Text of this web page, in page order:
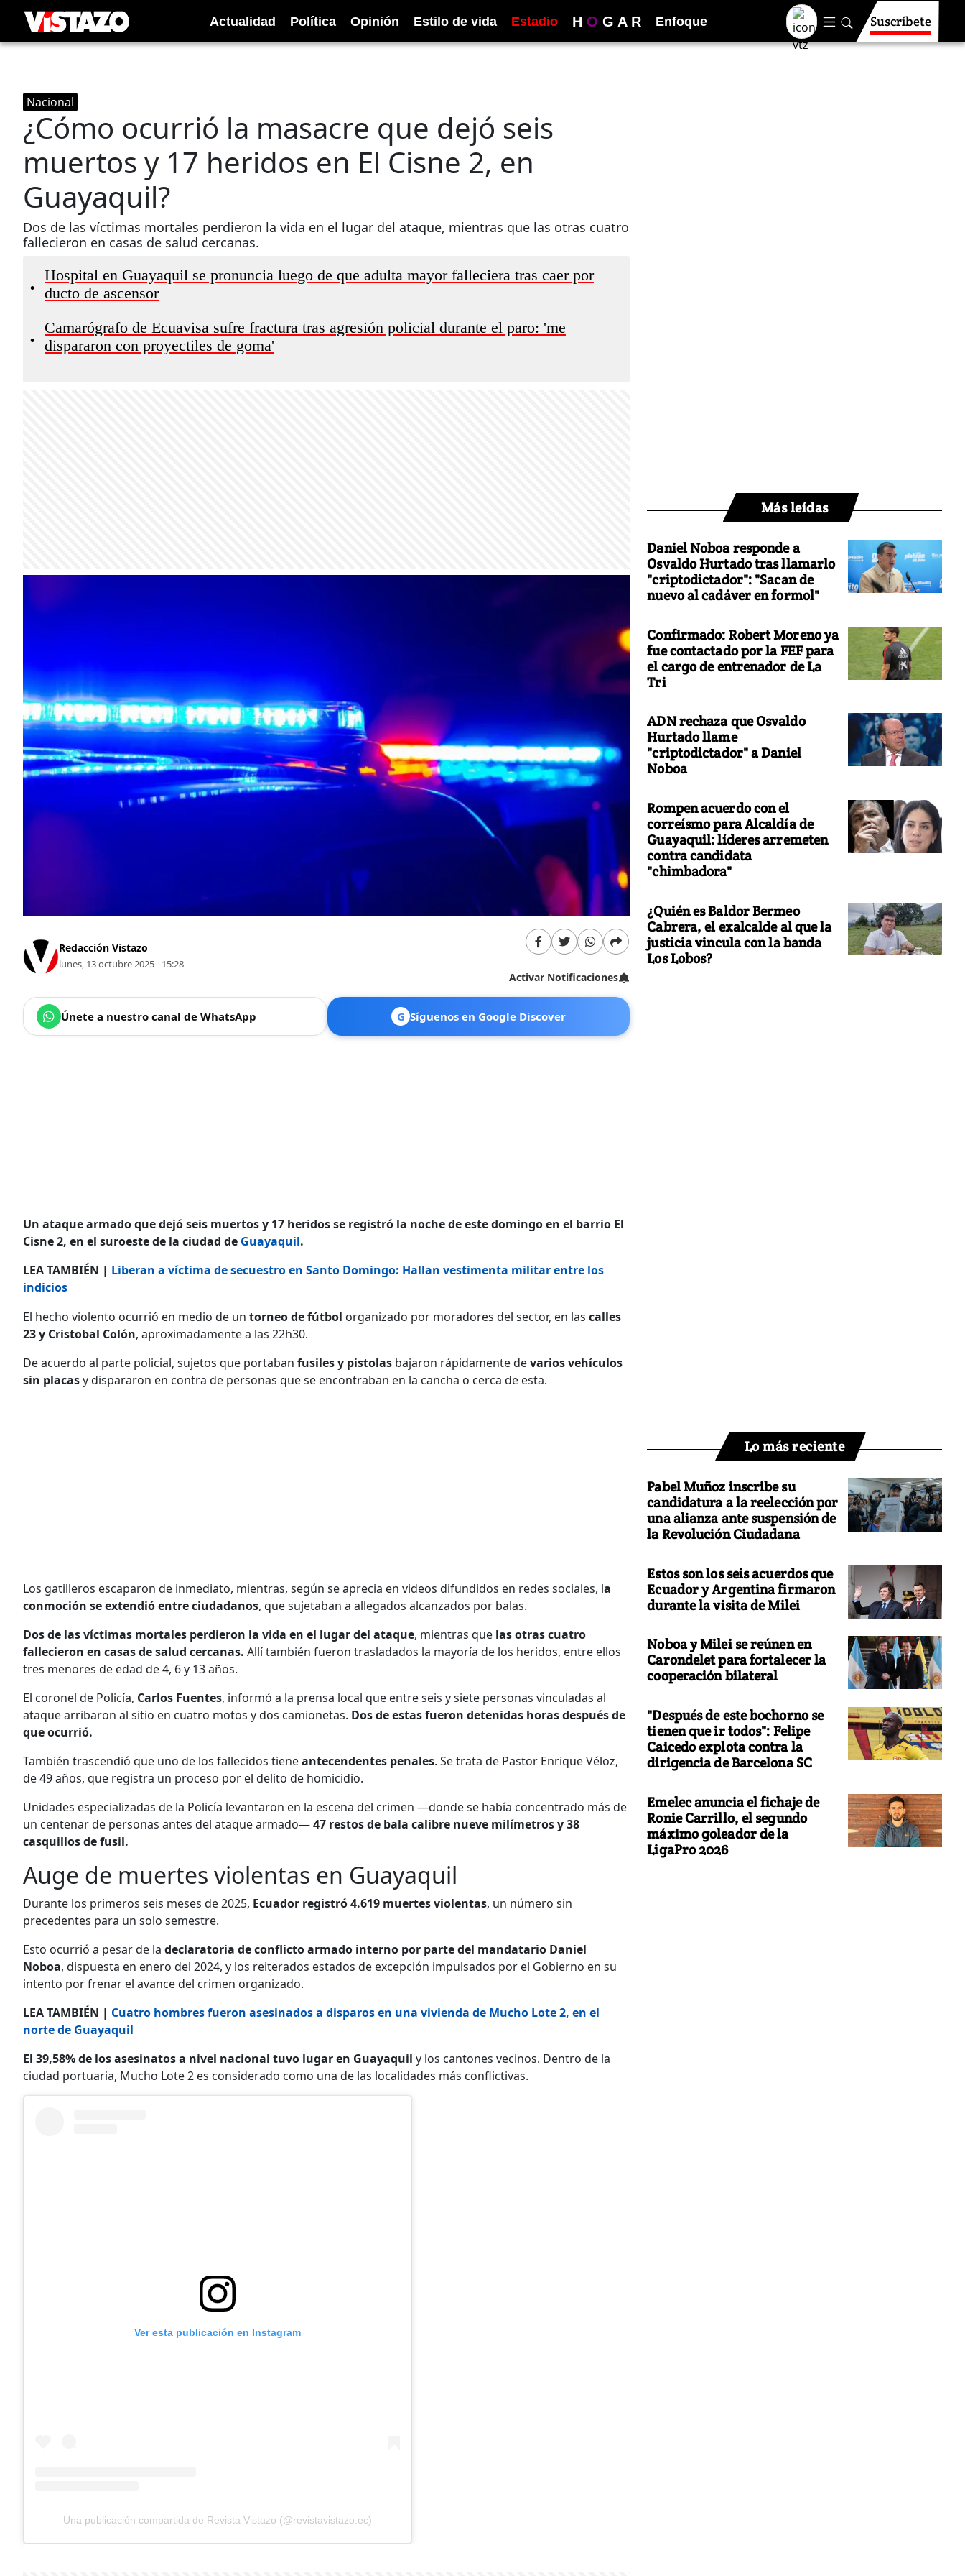
Actualidad Política Opinión Estilo de vida Estadio H O G A R Enfoque Suscríbete
Nacional
¿Cómo ocurrió la masacre que dejó seis
muertos y 17 heridos en El Cisne 2, en
Guayaquil?
Dos de las víctimas mortales perdieron la vida en el lugar del ataque, mientras que las otras cuatro
fallecieron en casas de salud cercanas.
•
Hospital en Guayaquil se pronuncia luego de que adulta mayor falleciera tras caer por
ducto de ascensor
•
Camarógrafo de Ecuavisa sufre fractura tras agresión policial durante el paro: 'me
dispararon con proyectiles de goma'
Redacción Vistazo
lunes, 13 octubre 2025 - 15:28
Activar Notificaciones
Únete a nuestro canal de WhatsApp G Síguenos en Google Discover
Un ataque armado que dejó seis muertos y 17 heridos se registró la noche de este domingo en el barrio El
Cisne 2, en el suroeste de la ciudad de Guayaquil.
LEA TAMBIÉN | Liberan a víctima de secuestro en Santo Domingo: Hallan vestimenta militar entre los
indicios
El hecho violento ocurrió en medio de un torneo de fútbol organizado por moradores del sector, en las calles
23 y Cristobal Colón, aproximadamente a las 22h30.
De acuerdo al parte policial, sujetos que portaban fusiles y pistolas bajaron rápidamente devarios vehículos
sin placasy dispararon en contra de personas que se encontraban en la cancha o cerca de esta.
Los gatilleros escaparon de inmediato, mientras, según se aprecia en videos difundidos en redes sociales, la
conmoción se extendió entre ciudadanos, que sujetaban a allegados alcanzados por balas.
Dos de las víctimas mortales perdieron la vida en el lugar del ataque, mientras que las otras cuatro
fallecieron en casas de salud cercanas. Allí también fueron trasladados la mayoría de los heridos, entre ellos
tres menores de edad de 4, 6 y 13 años.
El coronel de Policía, Carlos Fuentes, informó a la prensa local que entre seis y siete personas vinculadas al
ataque arribaron al sitio en cuatro motos y dos camionetas. Dos de estas fueron detenidas horas después de
que ocurrió.
También trascendió que uno de los fallecidos tieneantecendentes penales. Se trata de Pastor Enrique Véloz,
de 49 años, que registra un proceso por el delito de homicidio.
Unidades especializadas de la Policía levantaron en la escena del crimen —donde se había concentrado más de
un centenar de personas antes del ataque armado—47 restos de bala calibre nueve milímetros y 38
casquillos de fusil.
Auge de muertes violentas en Guayaquil
Durante los primeros seis meses de 2025, Ecuador registró 4.619 muertes violentas, un número sin
precedentes para un solo semestre.
Esto ocurrió a pesar de la declaratoria de conflicto armado interno por parte del mandatario Daniel
Noboa, dispuesta en enero del 2024, y los reiterados estados de excepción impulsados por el Gobierno en su
intento por frenar el avance del crimen organizado.
LEA TAMBIÉN | Cuatro hombres fueron asesinados a disparos en una vivienda de Mucho Lote 2, en el
norte de Guayaquil
El 39,58% de los asesinatos a nivel nacional tuvo lugar en Guayaquil y los cantones vecinos. Dentro de la
ciudad portuaria, Mucho Lote 2 es considerado como una de las localidades más conflictivas.
Ver esta publicación en Instagram
Una publicación compartida de Revista Vistazo (@revistavistazo.ec)
Más leídas
Daniel Noboa responde a
Osvaldo Hurtado tras llamarlo
"criptodictador": "Sacan de
nuevo al cadáver en formol"
Confirmado: Robert Moreno ya
fue contactado por la FEF para
el cargo de entrenador de La
Tri
ADN rechaza que Osvaldo
Hurtado llame
"criptodictador" a Daniel
Noboa
Rompen acuerdo con el
correísmo para Alcaldía de
Guayaquil: líderes arremeten
contra candidata
"chimbadora"
¿Quién es Baldor Bermeo
Cabrera, el exalcalde al que la
justicia vincula con la banda
Los Lobos?
Lo más reciente
Pabel Muñoz inscribe su
candidatura a la reelección por
una alianza ante suspensión de
la Revolución Ciudadana
Estos son los seis acuerdos que
Ecuador y Argentina firmaron
durante la visita de Milei
Noboa y Milei se reúnen en
Carondelet para fortalecer la
cooperación bilateral
"Después de este bochorno se
tienen que ir todos": Felipe
Caicedo explota contra la
dirigencia de Barcelona SC
Emelec anuncia el fichaje de
Ronie Carrillo, el segundo
máximo goleador de la
LigaPro 2026